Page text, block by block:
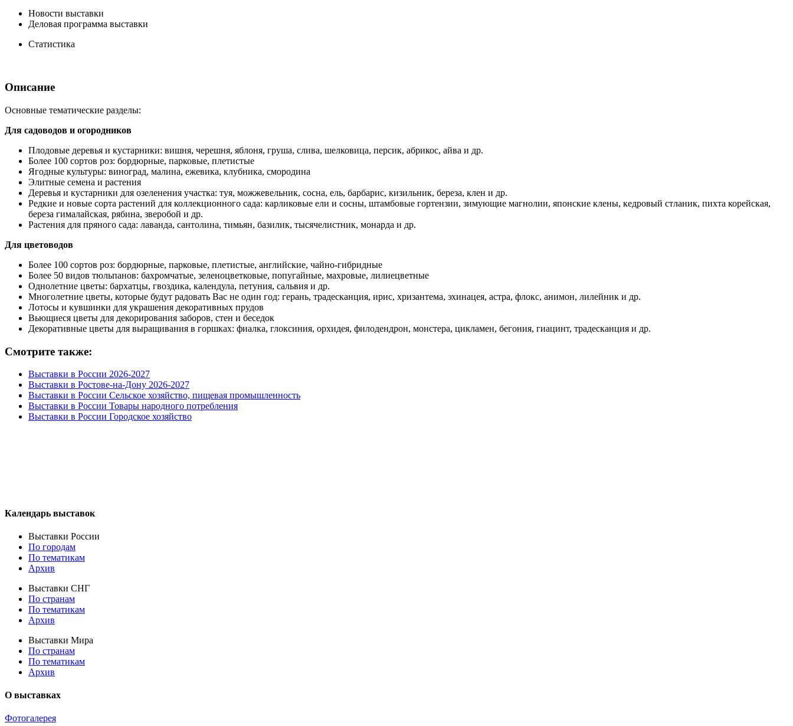
Новости выставки
Деловая программа выставки
Статистика
Описание
Основные тематические разделы:
Для садоводов и огородников
Плодовые деревья и кустарники: вишня, черешня, яблоня, груша, слива, шелковица, персик, абрикос, айва и др.
Более 100 сортов роз: бордюрные, парковые, плетистые
Ягодные культуры: виноград, малина, ежевика, клубника, смородина
Элитные семена и растения
Деревья и кустарники для озеленения участка: туя, можжевельник, сосна, ель, барбарис, кизильник, береза, клен и др.
Редкие и новые сорта растений для коллекционного сада: карликовые ели и сосны, штамбовые гортензии, зимующие магнолии, японские клены, кедровый стланик, пихта корейская,
береза гималайская, рябина, зверобой и др.
Растения для пряного сада: лаванда, сантолина, тимьян, базилик, тысячелистник, монарда и др.
Для цветоводов
Более 100 сортов роз: бордюрные, парковые, плетистые, английские, чайно-гибридные
Более 50 видов тюльпанов: бахромчатые, зеленоцветковые, попугайные, махровые, лилиецветные
Однолетние цветы: бархатцы, гвоздика, календула, петуния, сальвия и др.
Многолетние цветы, которые будут радовать Вас не один год: герань, традесканция, ирис, хризантема, эхинацея, астра, флокс, анимон, лилейник и др.
Лотосы и кувшинки для украшения декоративных прудов
Вьющиеся цветы для декорирования заборов, стен и беседок
Декоративные цветы для выращивания в горшках: фиалка, глоксиния, орхидея, филодендрон, монстера, цикламен, бегония, гиацинт, традесканция и др.
Смотрите также:
Выставки в России 2026-2027
Выставки в Ростове-на-Дону 2026-2027
Выставки в России Сельское хозяйство, пищевая промышленность
Выставки в России Товары народного потребления
Выставки в России Городское хозяйство
Календарь выставок
Выставки России
По городам
По тематикам
Архив
Выставки СНГ
По странам
По тематикам
Архив
Выставки Мира
По странам
По тематикам
Архив
О выставках
Фотогалерея